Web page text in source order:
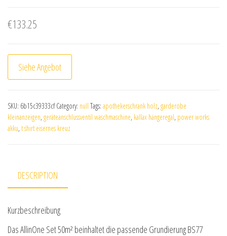
€133.25
Siehe Angebot
SKU: 6b15c39333cf Category: null Tags: apothekerschrank holz, garderobe
kleinanzeigen, geräteanschlussventil waschmaschine, kallax hängeregal, power works
akku, t shirt eisernes kreuz
DESCRIPTION
Kurzbeschreibung
Das AllinOne Set 50m² beinhaltet die passende Grundierung BS77